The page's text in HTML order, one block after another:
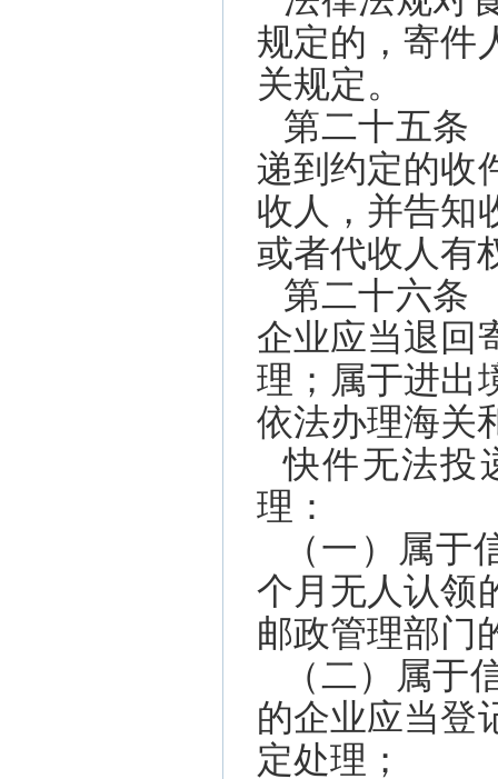
规定的，寄件
关规定。
第二十五条
递到约定的收
收人，并告知
或者代收人有
第二十六条
企业应当退回
理；属于进出
依法办理海关
快件无法投
理：
（一）属
个月无人认领
邮政管理部门
（二）属于
的企业应当登
定处理；